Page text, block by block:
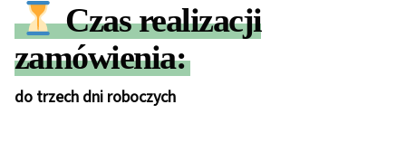
Czas realizacji
zamówienia:
do trzech dni roboczych